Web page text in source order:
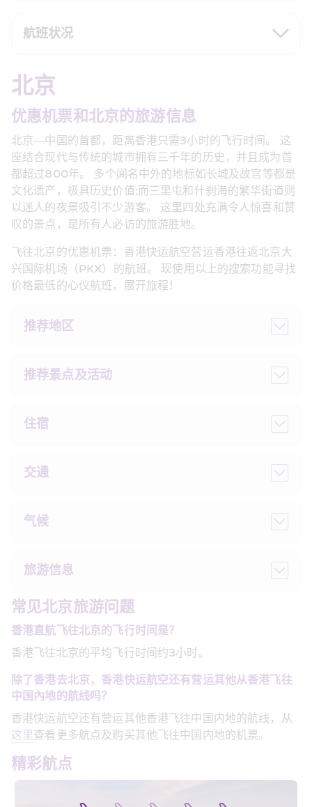
航班状况
北京
优惠机票和北京的旅游信息
北京—中国的首都，距离香港只需3小时的飞行时间。 这
座结合现代与传统的城市拥有三千年的历史，并且成为首
都超过800年。 多个闻名中外的地标如长城及故宫等都是
文化遗产，极具历史价值;而三里屯和什刹海的繁华街道则
以迷人的夜景吸引不少游客。 这里四处充满令人惊喜和赞
叹的景点，是所有人必访的旅游胜地。
飞往北京的优惠机票：香港快运航空营运香港往返北京大
兴国际机场（PKX）的航班。 现使用以上的搜索功能寻找
价格最低的心仪航班，展开旅程！
推荐地区
推荐景点及活动
住宿
交通
气候
旅游信息
常见北京旅游问题
香港直航飞往北京的飞行时间是？
香港飞往北京的平均飞行时间约3小时。
除了香港去北京，香港快运航空还有营运其他从香港飞往
中国 內地的航线吗？
香港快运航空还有营运其他香港飞往中国内地的航线，从
这里查看更多航点及购买其他飞往中国内地的机票。
精彩航点